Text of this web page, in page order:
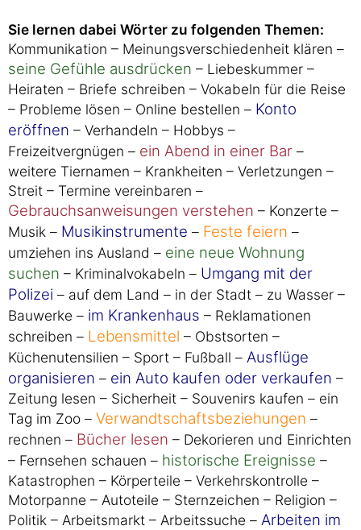
Sie lernen dabei Wörter zu folgenden Themen:
Kommunikation – Meinungsverschiedenheit klären –
seine Gefühle ausdrücken – Liebeskummer –
Heiraten – Briefe schreiben – Vokabeln für die Reise
– Probleme lösen – Online bestellen – Konto
eröffnen – Verhandeln – Hobbys –
Freizeitvergnügen – ein Abend in einer Bar –
weitere Tiernamen – Krankheiten – Verletzungen –
Streit – Termine vereinbaren –
Gebrauchsanweisungen verstehen – Konzerte –
Musik – Musikinstrumente – Feste feiern –
umziehen ins Ausland – eine neue Wohnung
suchen – Kriminalvokabeln – Umgang mit der
Polizei – auf dem Land – in der Stadt – zu Wasser –
Bauwerke – im Krankenhaus – Reklamationen
schreiben – Lebensmittel – Obstsorten –
Küchenutensilien – Sport – Fußball – Ausflüge
organisieren – ein Auto kaufen oder verkaufen –
Zeitung lesen – Sicherheit – Souvenirs kaufen – ein
Tag im Zoo – Verwandtschaftsbeziehungen –
rechnen – Bücher lesen – Dekorieren und Einrichten
– Fernsehen schauen – historische Ereignisse –
Katastrophen – Körperteile – Verkehrskontrolle –
Motorpanne – Autoteile – Sternzeichen – Religion –
Politik – Arbeitsmarkt – Arbeitssuche – Arbeiten im